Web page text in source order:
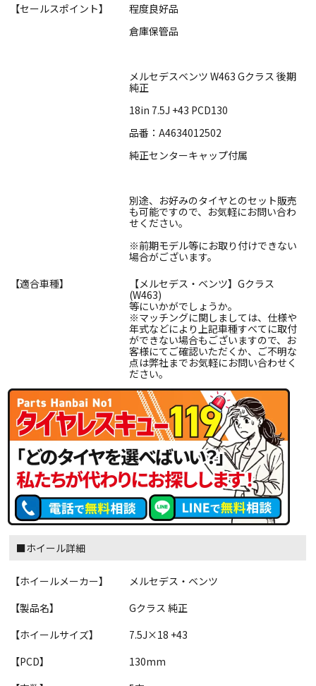
【セールスポイント】
程度良好品
倉庫保管品
メルセデスベンツ W463 Gクラス 後期
純正
18in 7.5J +43 PCD130
品番：A4634012502
純正センターキャップ付属
別途、お好みのタイヤとのセット販売
も可能ですので、お気軽にお問い合わ
せください。
※前期モデル等にお取り付けできない
場合がございます。
【適合車種】
【メルセデス・ベンツ】Gクラス
(W463)
等にいかがでしょうか。
※マッチングに関しましては、仕様や
年式などにより上記車種すべてに取付
ができない場合もございますので、お
客様にてご確認いただくか、ご不明な
点は弊社までお気軽にお問い合わせく
ださい。
■ホイール詳細
【ホイールメーカー】
メルセデス・ベンツ
【製品名】
Gクラス 純正
【ホイールサイズ】
7.5J×18 +43
【PCD】
130mm